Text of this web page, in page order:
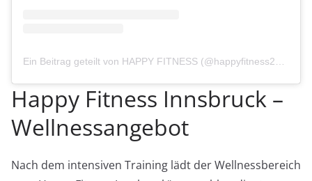
Ein Beitrag geteilt von HAPPY FITNESS (@happyfitness24h)
Happy Fitness Innsbruck –
Wellnessangebot
Nach dem intensiven Training lädt der Wellnessbereich